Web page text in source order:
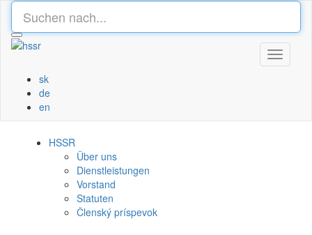
Toggle
sk
de
en
HSSR
Über uns
Dienstleistungen
Vorstand
Statuten
Členský príspevok